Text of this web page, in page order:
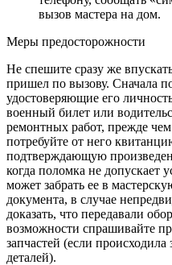
вызов мастера на дом.
Меры предосторожности
Не спешите сразу же
пришел по вызову. Сначала
удостоверяющие его
военный билет или
ремонтных работ, прежде чем
потребуйте от него
подтверждающую
когда поломка не допускает
может забрать ее в
документа, в случае
доказать, что передавали
возможности спрашивайте
запчастей (если
деталей).